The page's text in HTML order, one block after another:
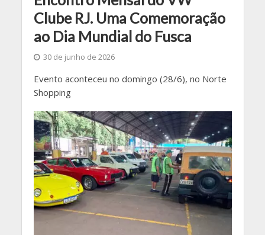
Clube RJ. Uma Comemoração
ao Dia Mundial do Fusca
30 de junho de 2026
Evento aconteceu no domingo (28/6), no Norte
Shopping